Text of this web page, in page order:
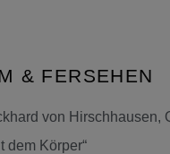
& FERSEHEN
von Hirschhausen,
dem Körper“